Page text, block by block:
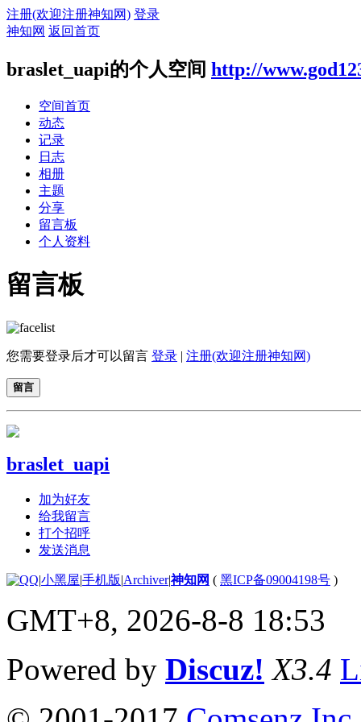
注册(欢迎注册神知网) 登录
神知网 返回首页
braslet_uapi的个人空间 http://
空间首页
动态
记录
日志
相册
主题
分享
留言板
个人资料
留言板
您需要登录后才可以留言 登录 | 注册(欢迎注册神知网)
留言
braslet_uapi
加为好友
给我留言
打个招呼
发送消息
|小黑屋|手机版|Archiver|神知网 ( 黑ICP备09004198号 )
GMT+8, 2026-8-8 18:53
Powered by Discuz! X3.4